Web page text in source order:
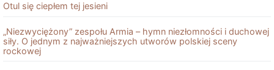
Otul się ciepłem tej jesieni
„Niezwyciężony” zespołu Armia – hymn niezłomności i duchowej
siły. O jednym z najważniejszych utworów polskiej sceny
rockowej